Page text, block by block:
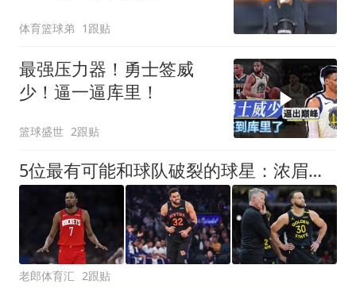
体育篮球弟 1跟贴
最强压力器！勇士签威
少！逼一逼库里！
篮球盛世 2跟贴
5位最有可能和球队破裂的球星：浓眉等20场，库里能终老勇士吗
老郎体育汇 2跟贴